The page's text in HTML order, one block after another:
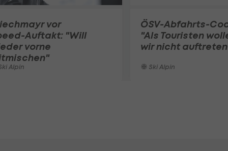
vor
Auftakt: "Will
vorne
Alpin
ÖSV-Abfahrts-
"Als Touristen
wir nicht
Ski Alpin